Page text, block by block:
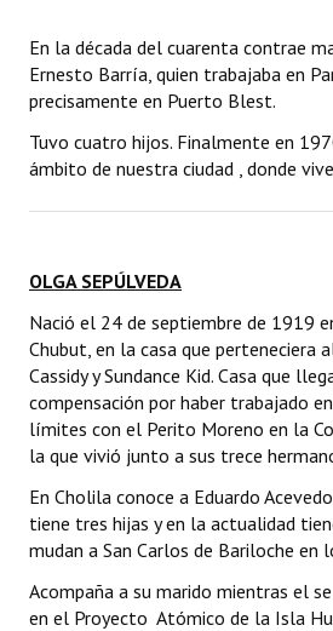
En la década del cuarenta contrae
Ernesto Barría, quien trabajaba en
precisamente en Puerto Blest.
Tuvo cuatro hijos. Finalmente en
ámbito de nuestra ciudad , donde
OLGA SEPÚLVEDA
Nació el 24 de septiembre de 1919
Chubut, en la casa que perteneciera
Cassidy y Sundance Kid. Casa que
compensación por haber trabajado
límites con el Perito Moreno en la
la que vivió junto a sus trece
En Cholila conoce a Eduardo
tiene tres hijas y en la actualidad
mudan a San Carlos de Bariloche en
Acompaña a su marido mientras el
en el Proyecto Atómico de la Isla